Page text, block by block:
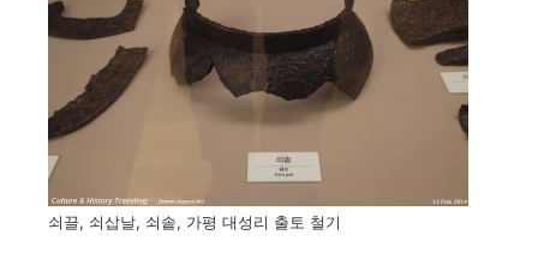
쇠끌, 쇠삽날, 쇠솥, 가평 대성리 출토 철기